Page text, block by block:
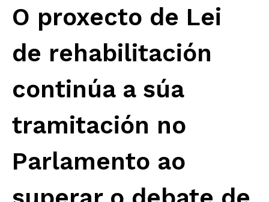
O proxecto de Lei
de rehabilitación
continúa a súa
tramitación no
Parlamento ao